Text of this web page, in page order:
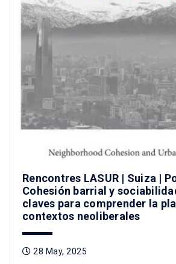
Rencontres LASUR | Suiza |
Cohesión barrial y
claves para comprender la
contextos neoliberales
28 May, 2025